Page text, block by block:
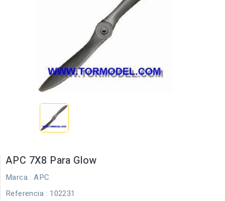
APC 7X8 Para Glow
Marca : APC
Referencia : 102231